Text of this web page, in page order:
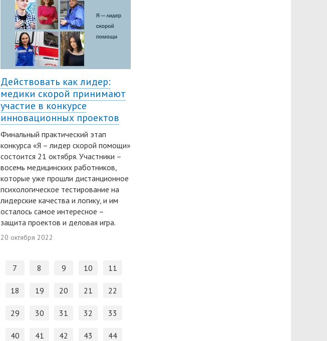
Действовать как лидер:
медики скорой принимают
участие в конкурсе
инновационных проектов
Финальный практический этап
конкурса «Я – лидер скорой помощи»
состоится 21 октября. Участники –
восемь медицинских работников,
которые уже прошли дистанционное
психологическое тестирование на
лидерские качества и логику, и им
осталось самое интересное –
защита проектов и деловая игра.
20 октября 2022
7 8 9 10 11
18 19 20 21 22
29 30 31 32 33
40 41 42 43 44